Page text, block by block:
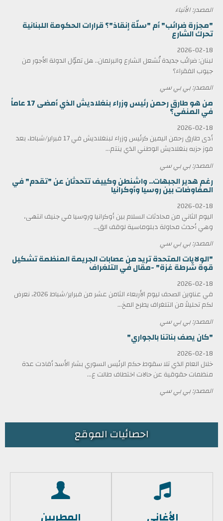
المصدر: الأنباء
"مجزرة ضرائب" أم "سلّة إنقاذ"؟ قرارات الحكومة اللبنانية
تحرك الشارع
2026-02-18
لبنان: ضرائب جديدة تُشعل الشارع والبرلمان.. هل تموّل الدولة الأجور من
جيوب الفقراء؟
المصدر: بي بي سي
من هو طارق رحمن رئيس وزراء بنغلاديش الذي أمضى 17 عاماً
في المنفى؟
2026-02-18
أدى طارق رحمن اليمين كرئيس وزراء لبنغلاديش في 17 فبراير/شباط، بعد
فوز حزبه بنغلاديش الوطني الذي ينتم...
المصدر: بي بي سي
رغم هدير الجبهات.. واشنطن وكييف تتحدثان عن "تقدم" في
المفاوضات بين روسيا وأوكرانيا
2026-02-18
اليوم الثاني من محادثات السلام بين أوكرانيا وروسيا في جنيف انتهى،
وهي أحدث محاولة دبلوماسية لوقف الق...
المصدر: بي بي سي
"الولايات المتحدة تريد من عصابات الجريمة المنظمة تشكيل
قوة شرطة غزة" -مقال في التلغراف
2026-02-18
في عناوين الصحف ليوم الأربعاء الثامن عشر من فبراير/شباط 2026، نعرض
لكم تحليلاً من التلغراف يطرح المخ...
المصدر: بي بي سي
"كان يصف بناتنا بالجواري"
2026-02-18
خلال العام الذي تلا سقوط حكم الرئيس السوري بشار الأسد أفادت عدة
منظمات حقوقية عن حالات اختطاف طالت ع...
المصدر: بي بي سي
احصائيات الموقع
الأغاني المطربين